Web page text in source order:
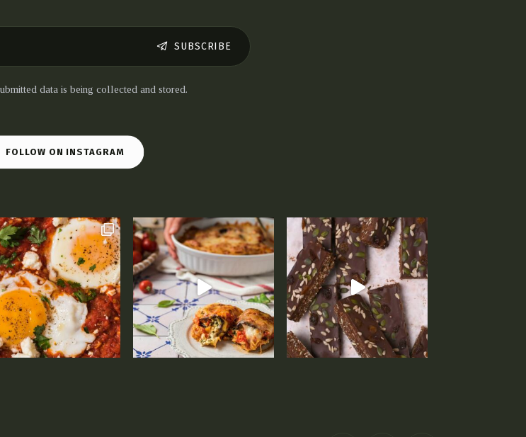
SUBSCRIBE
data is being collected and stored.
FOLLOW ON INSTAGRAM